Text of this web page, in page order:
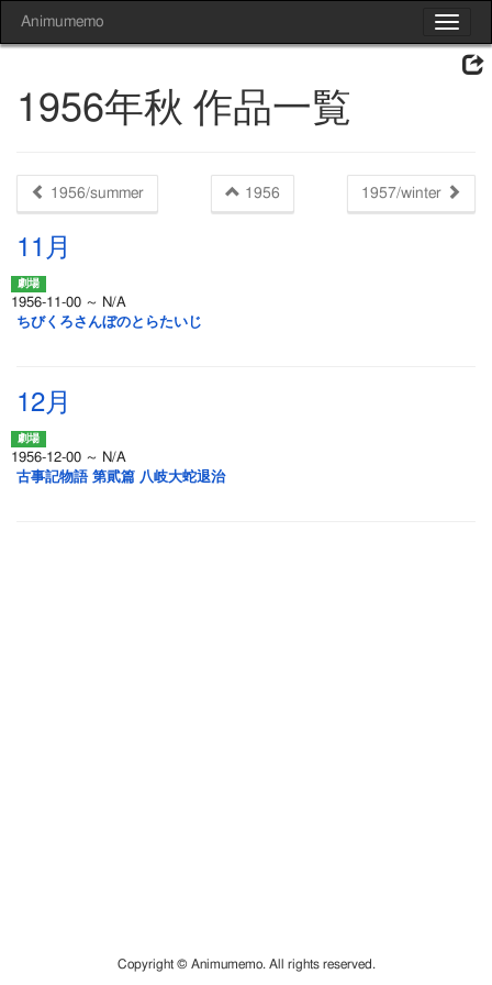
Toggle
Animumemo
1956年秋 作品一覧
1956/summer 1956 1957/winter
11月
1956-11-00 ～ N/A
ちびくろさんぼのとらたいじ
12月
1956-12-00 ～ N/A
古事記物語 第貮篇 八岐大蛇退治
Copyright © Animumemo. All rights reserved.